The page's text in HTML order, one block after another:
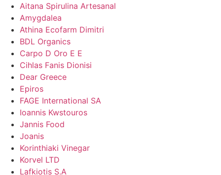
Aitana Spirulina Artesanal
Amygdalea
Athina Ecofarm Dimitri
BDL Organics
Carpo D Oro E E
Cihlas Fanis Dionisi
Dear Greece
Epiros
FAGE International SA
Ioannis Kwstouros
Jannis Food
Joanis
Korinthiaki Vinegar
Korvel LTD
Lafkiotis S.A